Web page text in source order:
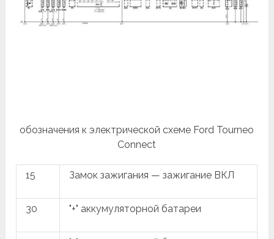
обозначения к электрической схеме Ford Tourneo
Connect
15 Замок зажигания — зажигание ВКЛ
30 "+" аккумуляторной батареи